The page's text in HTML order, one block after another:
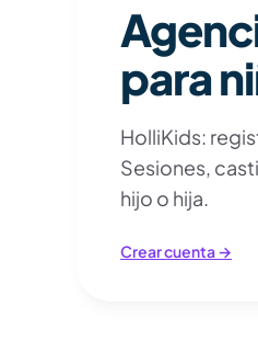
para
HolliKids:
Sesiones,
hijo o hija.
Crear cuenta →